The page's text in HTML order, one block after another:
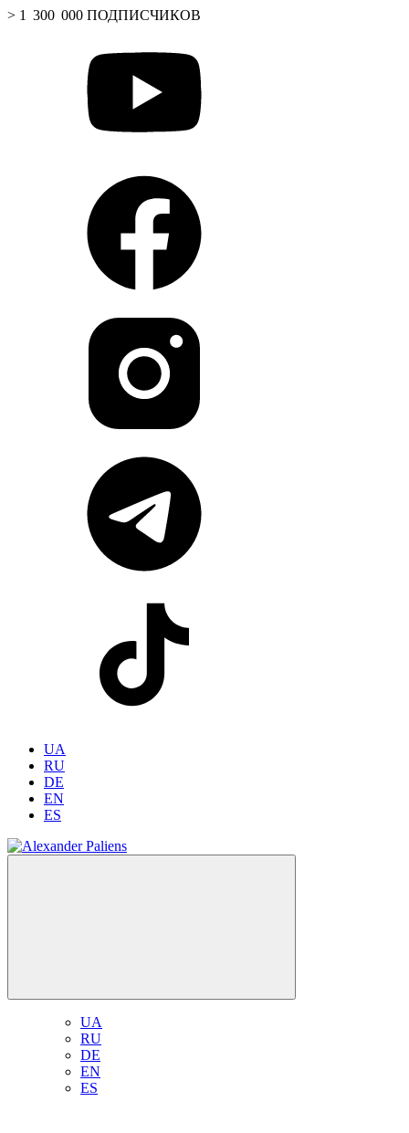
> 1 300 000 ПОДПИСЧИКОВ
UA
RU
DE
EN
ES
UA
RU
DE
EN
ES